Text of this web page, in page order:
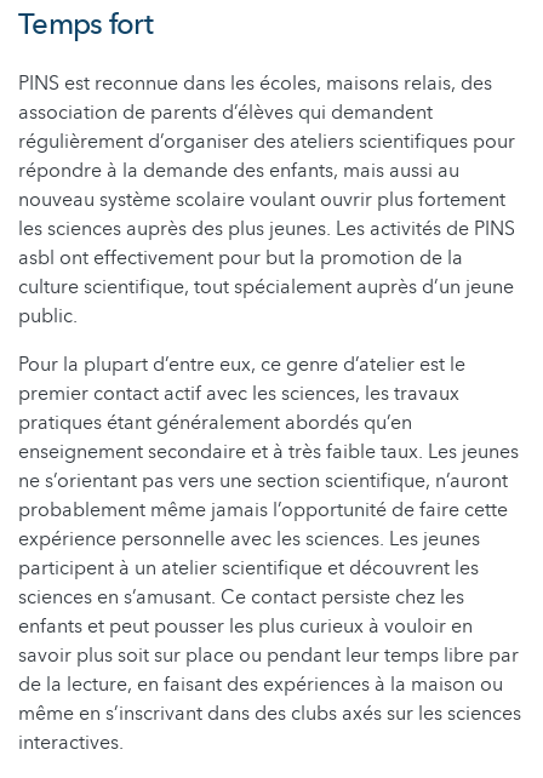
Temps fort
PINS est reconnue dans les écoles, maisons relais, des
association de parents d’élèves qui demandent
régulièrement d’organiser des ateliers scientifiques pour
répondre à la demande des enfants, mais aussi au
nouveau système scolaire voulant ouvrir plus fortement
les sciences auprès des plus jeunes. Les activités de PINS
asbl ont effectivement pour but la promotion de la
culture scientifique, tout spécialement auprès d’un jeune
public.
Pour la plupart d’entre eux, ce genre d’atelier est le
premier contact actif avec les sciences, les travaux
pratiques étant généralement abordés qu’en
enseignement secondaire et à très faible taux. Les jeunes
ne s’orientant pas vers une section scientifique, n’auront
probablement même jamais l’opportunité de faire cette
expérience personnelle avec les sciences. Les jeunes
participent à un atelier scientifique et découvrent les
sciences en s’amusant. Ce contact persiste chez les
enfants et peut pousser les plus curieux à vouloir en
savoir plus soit sur place ou pendant leur temps libre par
de la lecture, en faisant des expériences à la maison ou
même en s’inscrivant dans des clubs axés sur les sciences
interactives.